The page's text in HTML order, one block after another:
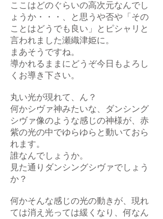
ここはどのぐらいの高次元なんでし
ょうか・・・、と思うや否や「その
ことはどうでも良い」とピシャリと
言われました瀬織津姫に。
まあそうですね。
導かれるままにどうぞ今日もよろし
くお導き下さい。
丸い光が現れて、ん？
何かシヴァ神みたいな、ダンシング
シヴァ像のような感じの神様が、赤
紫の光の中でゆらゆらと動いておら
れます。
誰なんでしょうか。
見た通りダンシングシヴァでしょう
か？
何かそんな感じの光の動きが、現れ
ては消え光っては緩くなり、何なん